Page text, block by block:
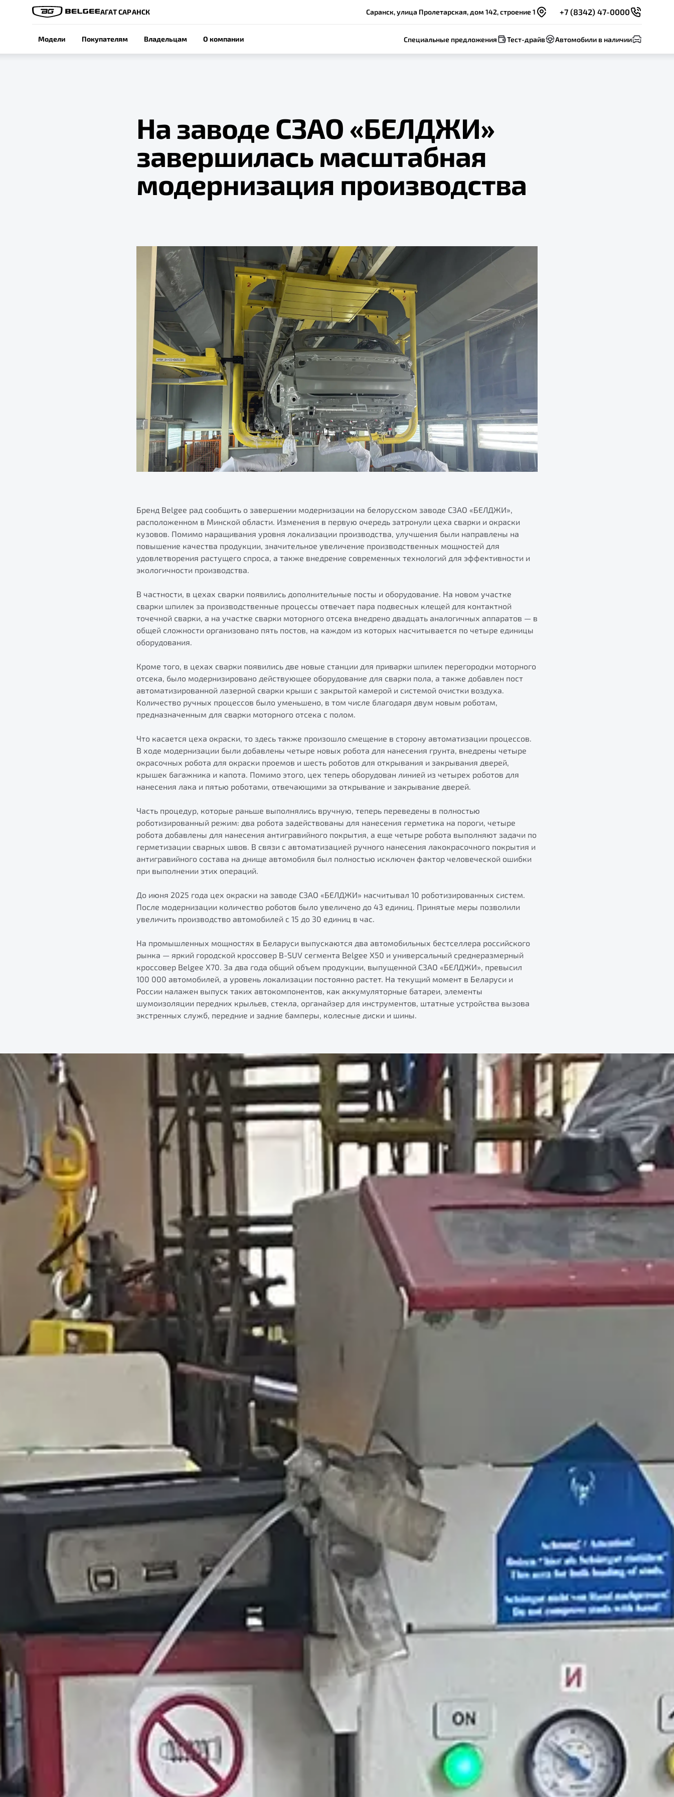
АГАТ САРАНСК Саранск, улица Пролетарская, дом 142, строение 1 +7 (8342) 47-0000
Модели Покупателям Владельцам О компании Специальные предложения Тест-драйв Автомобили в наличии
На заводе СЗАО «БЕЛДЖИ»
завершилась масштабная
модернизация производства
Бренд Belgee рад сообщить о завершении модернизации на белорусском заводе СЗАО «БЕЛДЖИ»,
расположенном в Минской области. Изменения в первую очередь затронули цеха сварки и окраски
кузовов. Помимо наращивания уровня локализации производства, улучшения были направлены на
повышение качества продукции, значительное увеличение производственных мощностей для
удовлетворения растущего спроса, а также внедрение современных технологий для эффективности и
экологичности производства.
В частности, в цехах сварки появились дополнительные посты и оборудование. На новом участке
сварки шпилек за производственные процессы отвечает пара подвесных клещей для контактной
точечной сварки, а на участке сварки моторного отсека внедрено двадцать аналогичных аппаратов — в
общей сложности организовано пять постов, на каждом из которых насчитывается по четыре единицы
оборудования.
Кроме того, в цехах сварки появились две новые станции для приварки шпилек перегородки моторного
отсека, было модернизировано действующее оборудование для сварки пола, а также добавлен пост
автоматизированной лазерной сварки крыши с закрытой камерой и системой очистки воздуха.
Количество ручных процессов было уменьшено, в том числе благодаря двум новым роботам,
предназначенным для сварки моторного отсека с полом.
Что касается цеха окраски, то здесь также произошло смещение в сторону автоматизации процессов.
В ходе модернизации были добавлены четыре новых робота для нанесения грунта, внедрены четыре
окрасочных робота для окраски проемов и шесть роботов для открывания и закрывания дверей,
крышек багажника и капота. Помимо этого, цех теперь оборудован линией из четырех роботов для
нанесения лака и пятью роботами, отвечающими за открывание и закрывание дверей.
Часть процедур, которые раньше выполнялись вручную, теперь переведены в полностью
роботизированный режим: два робота задействованы для нанесения герметика на пороги, четыре
робота добавлены для нанесения антигравийного покрытия, а еще четыре робота выполняют задачи по
герметизации сварных швов. В связи с автоматизацией ручного нанесения лакокрасочного покрытия и
антигравийного состава на днище автомобиля был полностью исключен фактор человеческой ошибки
при выполнении этих операций.
До июня 2025 года цех окраски на заводе СЗАО «БЕЛДЖИ» насчитывал 10 роботизированных систем.
После модернизации количество роботов было увеличено до 43 единиц. Принятые меры позволили
увеличить производство автомобилей с 15 до 30 единиц в час.
На промышленных мощностях в Беларуси выпускаются два автомобильных бестселлера российского
рынка — яркий городской кроссовер B-SUV сегмента Belgee X50 и универсальный среднеразмерный
кроссовер Belgee X70. За два года общий объем продукции, выпущенной СЗАО «БЕЛДЖИ», превысил
100 000 автомобилей, а уровень локализации постоянно растет. На текущий момент в Беларуси и
России налажен выпуск таких автокомпонентов, как аккумуляторные батареи, элементы
шумоизоляции передних крыльев, стекла, органайзер для инструментов, штатные устройства вызова
экстренных служб, передние и задние бамперы, колесные диски и шины.